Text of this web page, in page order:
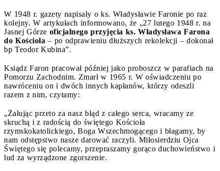
W 1948 r. gazety napisały o ks. Władysławie Faronie po raz
kolejny. W artykułach informowano, że „27 lutego 1948 r. na
Jasnej Górze oficjalnego przyjęcia ks. Władysława Farona
do Kościoła – po odprawieniu dłuższych rekolekcji – dokonał
bp Teodor Kubina”.
Ksiądz Faron pracował później jako proboszcz w parafiach na
Pomorzu Zachodnim. Zmarł w 1965 r. W oświadczeniu po
nawróceniu on i dwóch innych kapłanów, którzy odeszli
razem z nim, czytamy:
„Żałując przeto za nasz błąd z całego serca, wracamy ze
skruchą i z radością do świętego Kościoła
rzymskokatolickiego, Boga Wszechmogącego i błagamy, by
nam odstępstwo nasze darować raczyli. Miłosierdziu Ojca
Świętego się polecamy, przepraszamy gorąco duchowieństwo i
lud za wyrządzone zgorszenie.